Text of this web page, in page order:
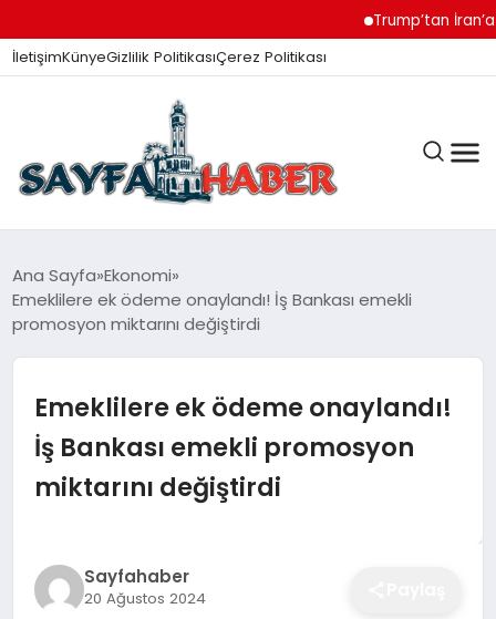
Trump’tan İran’a
İletişimKünyeGizlilik PolitikasıÇerez Politikası
ANA SAYFA
GÜNDEM
İZMIR HABERLERI
EKONOMI
Ana Sayfa Ekonomi
Emeklilere ek ödeme onaylandı! İş Bankası emekli
promosyon miktarını değiştirdi
Emeklilere ek ödeme onaylandı!
İş Bankası emekli promosyon
miktarını değiştirdi
Sayfahaber
20 Ağustos 2024